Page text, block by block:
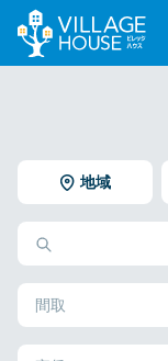
地域
間取